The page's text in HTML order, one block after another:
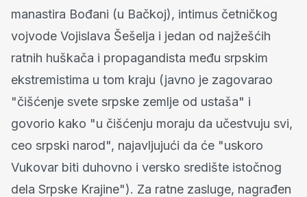
manastira Bođani (u Bačkoj), intimus četničkog
vojvode Vojislava Šešelja i jedan od najžešćih
ratnih huškača i propagandista među srpskim
ekstremistima u tom kraju (javno je zagovarao
"čišćenje svete srpske zemlje od ustaša" i
govorio kako "u čišćenju moraju da učestvuju svi,
ceo srpski narod", najavljujući da će "uskoro
Vukovar biti duhovno i versko središte istočnog
dela Srpske Krajine"). Za ratne zasluge, nagrađen